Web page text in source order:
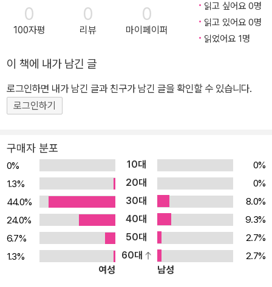
0
100자평
0
리뷰
0
마이페이퍼
읽고 싶어요 0명
읽고 있어요 0명
읽었어요 1명
이 책에 내가 남긴 글
로그인하면 내가 남긴 글과 친구가 남긴 글을 확인할 수 있습니다.
로그인하기
구매자 분포
0% 10대
0%
1.3%
20대
0%
44.0%
30대
8.0%
24.0%
40대
9.3%
6.7%
50대
2.7%
1.3%
60대
2.7%
여성
남성